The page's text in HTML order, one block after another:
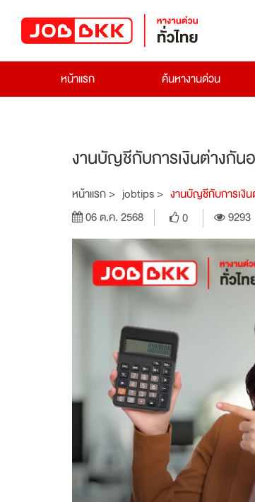
หน้าแรก
ค้นหางานด่วน
งานบัญชีกับการเงินต่างกันอ
หน้าแรก > jobtips > งานบัญชีกับการเงิน
06 ต.ค. 2568
0 9293